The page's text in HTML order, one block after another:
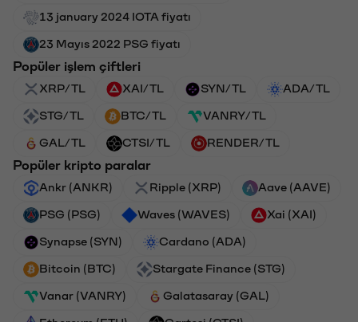
13 january 2024 IOTA fiyatı
23 Mayıs 2022 PSG fiyatı
Popüler işlem çiftleri
XRP/TL XAI/TL SYN/TL ADA/TL
STG/TL BTC/TL VANRY/TL
GAL/TL CTSI/TL RENDER/TL
Popüler kripto paralar
Ankr (ANKR) Ripple (XRP) Aave (AAVE)
PSG (PSG) Waves (WAVES) Xai (XAI)
Synapse (SYN) Cardano (ADA)
Bitcoin (BTC) Stargate Finance (STG)
Vanar (VANRY) Galatasaray (GAL)